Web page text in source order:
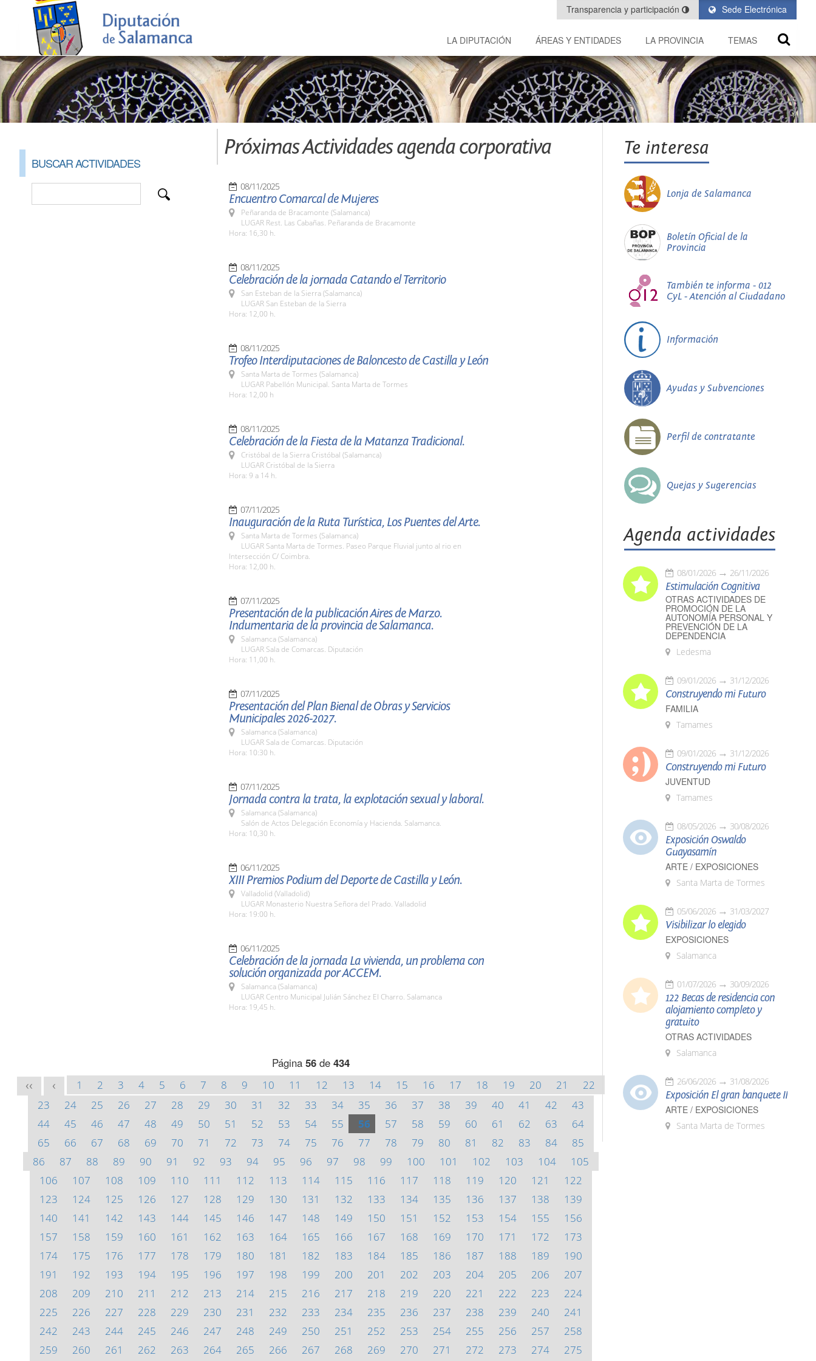
Sede Electrónica
Transparencia y participación
LA DIPUTACIÓN ÁREAS Y ENTIDADES LA PROVINCIA TEMAS
BUSCAR ACTIVIDADES
Próximas Actividades agenda corporativa
08/11/2025
Encuentro Comarcal de Mujeres
Peñaranda de Bracamonte (Salamanca)
LUGAR Rest. Las Cabañas. Peñaranda de Bracamonte
Hora: 16,30 h.
08/11/2025
Celebración de la jornada Catando el Territorio
San Esteban de la Sierra (Salamanca)
LUGAR San Esteban de la Sierra
Hora: 12,00 h.
08/11/2025
Trofeo Interdiputaciones de Baloncesto de Castilla y León
Santa Marta de Tormes (Salamanca)
LUGAR Pabellón Municipal. Santa Marta de Tormes
Hora: 12,00 h
08/11/2025
Celebración de la Fiesta de la Matanza Tradicional.
Cristóbal de la Sierra Cristóbal (Salamanca)
LUGAR Cristóbal de la Sierra
Hora: 9 a 14 h.
07/11/2025
Inauguración de la Ruta Turística, Los Puentes del Arte.
Santa Marta de Tormes (Salamanca)
LUGAR Santa Marta de Tormes. Paseo Parque Fluvial junto al rio en
Intersección C/ Coimbra.
Hora: 12,00 h.
07/11/2025
Presentación de la publicación Aires de Marzo.
Indumentaria de la provincia de Salamanca.
Salamanca (Salamanca)
LUGAR Sala de Comarcas. Diputación
Hora: 11,00 h.
07/11/2025
Presentación del Plan Bienal de Obras y Servicios
Municipales 2026-2027.
Salamanca (Salamanca)
LUGAR Sala de Comarcas. Diputación
Hora: 10:30 h.
07/11/2025
Jornada contra la trata, la explotación sexual y laboral.
Salamanca (Salamanca)
Salón de Actos Delegación Economía y Hacienda. Salamanca.
Hora: 10,30 h.
06/11/2025
XIII Premios Podium del Deporte de Castilla y León.
Valladolid (Valladolid)
LUGAR Monasterio Nuestra Señora del Prado. Valladolid
Hora: 19:00 h.
06/11/2025
Celebración de la jornada La vivienda, un problema con
solución organizada por ACCEM.
Salamanca (Salamanca)
LUGAR Centro Municipal Julián Sánchez El Charro. Salamanca
Hora: 19,45 h.
Página 56 de 434
<< < 1 2 3 4 5 6 7 8 9 10 11 12 13 14 15 16 17 18 19 20 21
22
23
24 25 26 27 28 29 30 31 32 33 34 35 36 37 38 39 40 41 42
43
44
45 46 47 48 49 50 51 52 53 54 55 56 57 58 59 60 61 62 63
64
65
66 67 68 69 70 71 72 73 74 75 76 77 78 79 80 81 82 83 84
85
86
87 88 89 90 91 92 93 94 95 96 97 98 99 100 101 102 103 104
105
106
107 108 109 110 111 112 113 114 115 116 117 118 119 120 121
122
123
124 125 126 127 128 129 130 131 132 133 134 135 136 137 138
139
140
141 142 143 144 145 146 147 148 149 150 151 152 153 154 155
156
157
158 159 160 161 162 163 164 165 166 167 168 169 170 171 172
173
174
175 176 177 178 179 180 181 182 183 184 185 186 187 188 189
190
191
192 193 194 195 196 197 198 199 200 201 202 203 204 205 206
207
208
209 210 211 212 213 214 215 216 217 218 219 220 221 222 223
224
225
226 227 228 229 230 231 232 233 234 235 236 237 238 239 240
241
242
243 244 245 246 247 248 249 250 251 252 253 254 255 256 257
258
259
260 261 262 263 264 265 266 267 268 269 270 271 272 273 274 275
Te interesa
Lonja de Salamanca
Boletín Oficial de la
Provincia
También te informa - 012
CyL - Atención al Ciudadano
Información
Ayudas y Subvenciones
Perfil de contratante
Quejas y Sugerencias
Agenda actividades
08/01/2026 26/11/2026
Estimulación Cognitiva
OTRAS ACTIVIDADES DE
PROMOCIÓN DE LA
AUTONOMÍA PERSONAL Y
PREVENCIÓN DE LA
DEPENDENCIA
Ledesma
09/01/2026 31/12/2026
Construyendo mi Futuro
FAMILIA
Tamames
09/01/2026 31/12/2026
Construyendo mi Futuro
JUVENTUD
Tamames
08/05/2026 30/08/2026
Exposición Oswaldo
Guayasamín
ARTE / EXPOSICIONES
Santa Marta de Tormes
05/06/2026 31/03/2027
Visibilizar lo elegido
EXPOSICIONES
Salamanca
01/07/2026 30/09/2026
122 Becas de residencia con
alojamiento completo y
gratuito
OTRAS ACTIVIDADES
Salamanca
26/06/2026 31/08/2026
Exposición El gran banquete II
ARTE / EXPOSICIONES
Santa Marta de Tormes